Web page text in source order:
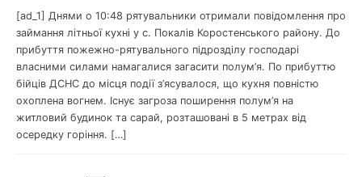
[ad_1] Днями о 10:48 рятувальники отримали повідомлення про
займання літньої кухні у с. Покалів Коростенського району. До
прибуття пожежно-рятувального підрозділу господарі
власними силами намагалися загасити полум’я. По прибуттю
бійців ДСНС до місця події з’ясувалося, що кухня повністю
охоплена вогнем. Існує загроза поширення полум’я на
житловий будинок та сарай, розташовані в 5 метрах від
осередку горіння. […]